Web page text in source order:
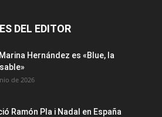
DEL EDITOR
Hernández es «Blue, la
de 2026
Ramón Pla i Nadal en España